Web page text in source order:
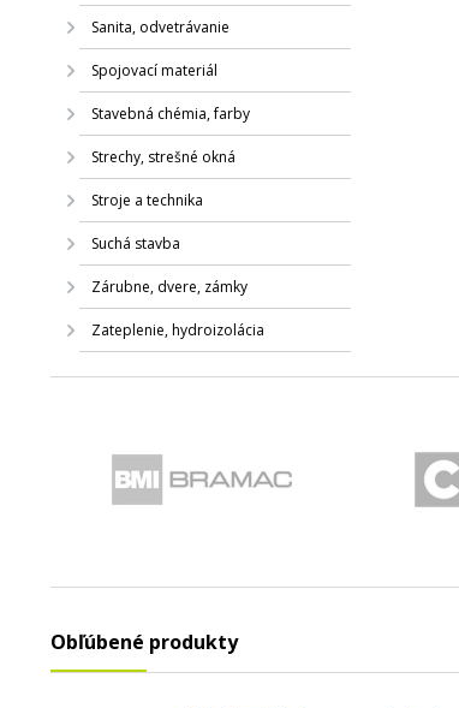
Sanita, odvetrávanie
Spojovací materiál
Stavebná chémia, farby
Strechy, strešné okná
Stroje a technika
Suchá stavba
Zárubne, dvere, zámky
Zateplenie, hydroizolácia
Obľúbené produkty